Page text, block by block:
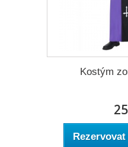
Kostým
Rezervovat